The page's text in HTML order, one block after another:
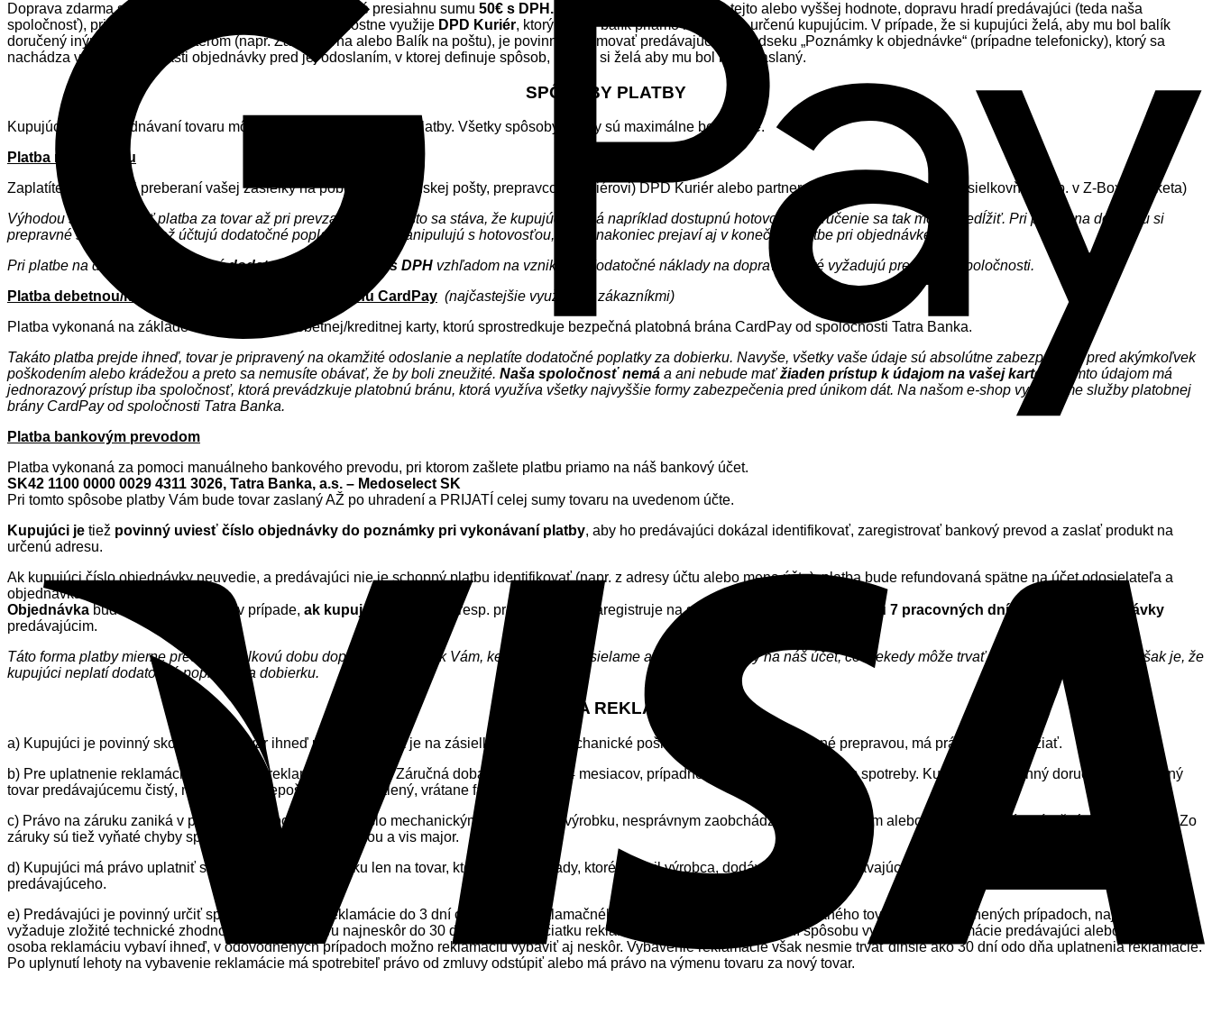
Doprava zdarma sa vzťahuje na všetky objednávky ktoré presiahnu sumu 50€ s DPH. Ak zákazník nakúpi tovar v tejto alebo vyššej hodnote, dopravu hradí predávajúci (teda naša
spoločnosť), pričom ako dopravný prepravca sa prednostne využije DPD Kuriér, ktorý doručí balík priamo na adresu určenú kupujúcim. V prípade, že si kupujúci želá, aby mu bol balík
doručený iným sprostredkovateľom (napr. Zásielkovňa alebo Balík na poštu), je povinný informovať predávajúceho v odseku „Poznámky k objednávke“ (prípadne telefonicky), ktorý sa
nachádza v záverečnej časti objednávky pred jej odoslaním, v ktorej definuje spôsob, ktorým si želá aby mu bol balík zaslaný.
SPÔSOBY PLATBY
Kupujúci si pri objednávaní tovaru môže zvoliť z troch možností platby. Všetky spôsoby platby sú maximálne bezpečné.
Platba na dobierku
Zaplatíte za tovar pri preberaní vašej zásielky na pobočke Slovenskej pošty, prepravcovi (kuriérovi) DPD Kuriér alebo partnerskej pobočke Packeta (Zásielkovňa) resp. v Z-Box (Packeta)
Výhodou sa môže javiť platba za tovar až pri prevzatí, avšak často sa stáva, že kupujúci nemá napríklad dostupnú hotovosť a doručenie sa tak môže predĺžiť. Pri platbe na dobierku si
prepravné spoločnosti tiež účtujú dodatočné poplatky keďže manipulujú s hotovosťou, čo sa nakoniec prejaví aj v konečnej platbe pri objednávke.
Pri platbe na dobierku je účtovanýdodatočný poplatok 1€ s DPH vzhľadom na vzniknuté dodatočné náklady na dopravu, ktoré vyžadujú prepravné spoločnosti.
Platba debetnou/kreditnou kartou cez Platobnú bránu CardPay (najčastejšie využívaná zákazníkmi)
Platba vykonaná na základe údajov z vašej debetnej/kreditnej karty, ktorú sprostredkuje bezpečná platobná brána CardPay od spoločnosti Tatra Banka.
Takáto platba prejde ihneď, tovar je pripravený na okamžité odoslanie a neplatíte dodatočné poplatky za dobierku. Navyše, všetky vaše údaje sú absolútne zabezpečené pred akýmkoľvek
poškodením alebo krádežou a preto sa nemusíte obávať, že by boli zneužité. Naša spoločnosť nemá a ani nebude maťžiaden prístup k údajom na vašej karte
. K týmto údajom má
jednorazový prístup iba spoločnosť, ktorá prevádzkuje platobnú bránu, ktorá využíva všetky najvyššie formy zabezpečenia pred únikom dát. Na našom e-shop využívame služby platobnej
brány CardPay od spoločnosti Tatra Banka.
Platba bankovým prevodom
Platba vykonaná za pomoci manuálneho bankového prevodu, pri ktorom zašlete platbu priamo na náš bankový účet.
SK42 1100 0000 0029 4311 3026, Tatra Banka, a.s. – Medoselect SK
Pri tomto spôsobe platby Vám bude tovar zaslaný AŽ po uhradení a PRIJATÍ celej sumy tovaru na uvedenom účte.
Kupujúci je tiež povinný uviesť číslo objednávky do poznámky pri vykonávaní platby, aby ho predávajúci dokázal identifikovať, zaregistrovať bankový prevod a zaslať produkt na
určenú adresu.
Ak kupujúci číslo objednávky neuvedie, a predávajúci nie je schopný platbu identifikovať (napr. z adresy účtu alebo mena účtu), platba bude refundovaná spätne na účet odosielateľa a
objednávka stornovaná.
Objednávka bude tiež v prípade, ak kupujúci neodošle , resp. predávajúci nezaregistruje na svojom účte
platbu v priebehu 7 pracovných dní od prijatia objednávky
predávajúcim.
Táto forma platby mierne predlžuje celkovú dobu dopravy tovaru až k Vám, keďže tovar odosielame až po prijatí platby na náš účet, čo niekedy môže trvať niekoľko dní. Výhodou však je, že
kupujúci neplatí dodatočné poplatky za dobierku.
ZÁRUKA A REKLAMÁCIE
a) Kupujúci je povinný skontrolovať tovar ihneď pri prevzatí. Ak je na zásielke výrazné mechanické poškodenie, zjavne spôsobené prepravou, má právo ju neprevziať.
b) Pre uplatnenie reklamácie platí bežný reklamačný postup. Záručná doba na tovar je 24 mesiacov, prípadne je ohraničená dátumom spotreby. Kupujúci je povinný doručiť reklamovaný
tovar predávajúcemu čistý, mechanicky nepoškodený, zabalený, vrátane faktúry.
c) Právo na záruku zaniká v prípade, že k poškodeniu došlo mechanickým poškodením výrobku, nesprávnym zaobchádzaním s výrobkom alebo iným porušením záručných podmienok. Zo
záruky sú tiež vyňaté chyby spôsobené živelnou pohromou a vis major.
d) Kupujúci má právo uplatniť si u predávajúceho záruku len na tovar, ktorý vykazuje vady, ktoré zavinil výrobca, dodávateľ alebo predávajúci, vzťahuje sa naň záruka a bol zakúpený u
predávajúceho.
e) Predávajúci je povinný určiť spôsob vybavenia reklamácie do 3 dní od začiatku reklamačného konania (deň prijatia reklamovaného tovaru), v odôvodnených prípadoch, najmä ak sa
vyžaduje zložité technické zhodnotenie stavu tovaru najneskôr do 30 dní odo dňa začiatku reklamačného konania. Po určení spôsobu vybavenia reklamácie predávajúci alebo určená
osoba reklamáciu vybaví ihneď, v odôvodnených prípadoch možno reklamáciu vybaviť aj neskôr. Vybavenie reklamácie však nesmie trvať dlhšie ako 30 dní odo dňa uplatnenia reklamácie.
Po uplynutí lehoty na vybavenie reklamácie má spotrebiteľ právo od zmluvy odstúpiť alebo má právo na výmenu tovaru za nový tovar.